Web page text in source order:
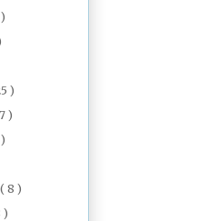
)
)
( 8 )
)